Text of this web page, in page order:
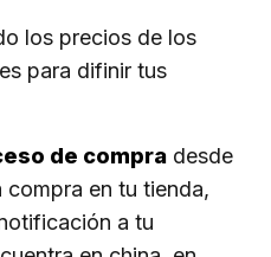
los precios de los
para difinir tus
de compra desde
compra en tu tienda,
a tu